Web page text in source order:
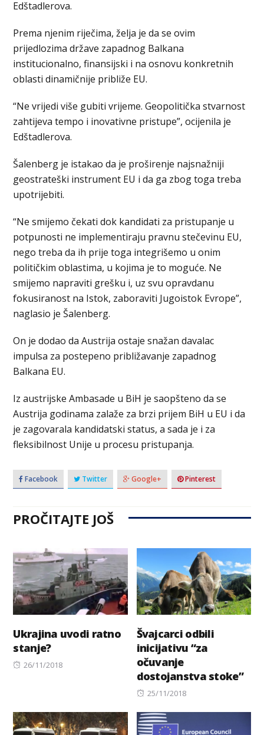
Edštadlerova.
Prema njenim riječima, želja je da se ovim
prijedlozima države zapadnog Balkana
institucionalno, finansijski i na osnovu konkretnih
oblasti dinamičnije približe EU.
“Ne vrijedi više gubiti vrijeme. Geopolitička stvarnost
zahtijeva tempo i inovativne pristupe”, ocijenila je
Edštadlerova.
Šalenberg je istakao da je proširenje najsnažniji
geostrateški instrument EU i da ga zbog toga treba
upotrijebiti.
“Ne smijemo čekati dok kandidati za pristupanje u
potpunosti ne implementiraju pravnu stečevinu EU,
nego treba da ih prije toga integrišemo u onim
političkim oblastima, u kojima je to moguće. Ne
smijemo napraviti grešku i, uz svu opravdanu
fokusiranost na Istok, zaboraviti Jugoistok Evrope”,
naglasio je Šalenberg.
On je dodao da Austrija ostaje snažan davalac
impulsa za postepeno približavanje zapadnog
Balkana EU.
Iz austrijske Ambasade u BiH je saopšteno da se
Austrija godinama zalaže za brzi prijem BiH u EU i da
je zagovarala kandidatski status, a sada je i za
fleksibilnost Unije u procesu pristupanja.
Facebook Twitter Google+ Pinterest
PROČITAJTE JOŠ
Ukrajina uvodi ratno
stanje?
Posted
26/11/2018
Švajcarci odbili
inicijativu “za
očuvanje
dostojanstva stoke”
Posted
25/11/2018